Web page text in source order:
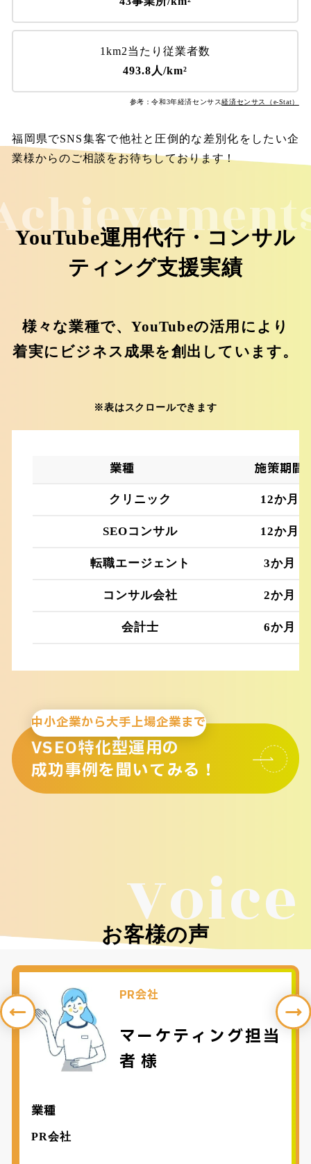
1km2当たり従業者数
493.8人/km²
参考：令和3年経済センサス経済センサス（e-Stat）
福岡県でSNS集客で他社と圧倒的な差別化をしたい企
業様からのご相談をお待ちしております！
YouTube運用代行・コンサル
ティング支援実績
様々な業種で、YouTubeの活用により
着実にビジネス成果を創出しています。
※表はスクロールできます
業種 施策期間
クリニック 12か月
SEOコンサル 12か月
転職エージェント 3か月
コンサル会社 2か月
会計士 6か月
中小企業から大手上場企業まで
VSEO特化型運用の
成功事例を聞いてみる！
Voice
お客様の声
PR会社
マーケティング担当
者 様
業種
PR会社